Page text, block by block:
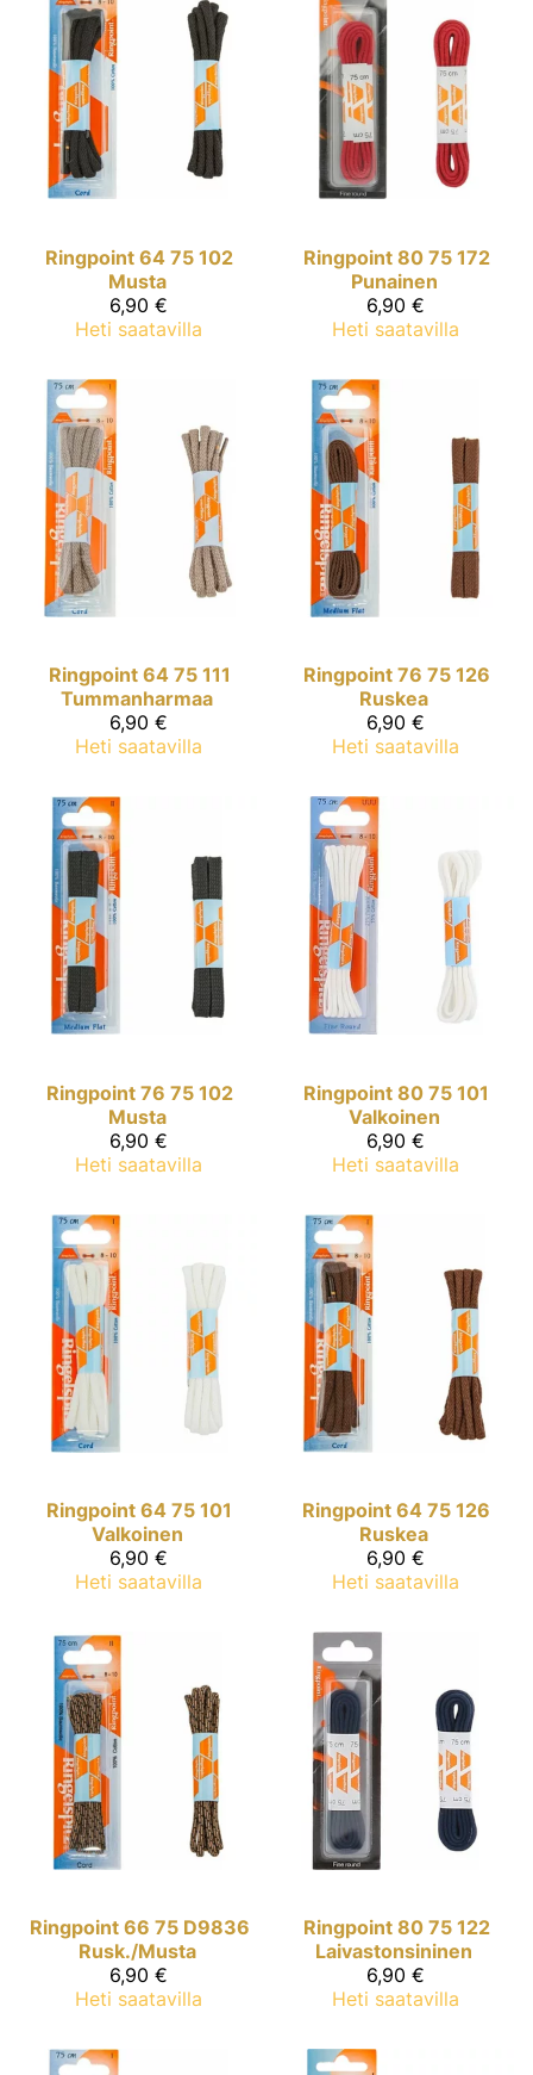
Ringpoint 64 75 102
Musta
6,90 €
Heti saatavilla
Ringpoint 80 75 172
Punainen
6,90 €
Heti saatavilla
Ringpoint 64 75 111
Tummanharmaa
6,90 €
Heti saatavilla
Ringpoint 76 75 126
Ruskea
6,90 €
Heti saatavilla
Ringpoint 76 75 102
Musta
6,90 €
Heti saatavilla
Ringpoint 80 75 101
Valkoinen
6,90 €
Heti saatavilla
Ringpoint 64 75 101
Valkoinen
6,90 €
Heti saatavilla
Ringpoint 64 75 126
Ruskea
6,90 €
Heti saatavilla
Ringpoint 66 75 D9836
Rusk./Musta
6,90 €
Heti saatavilla
Ringpoint 80 75 122
Laivastonsininen
6,90 €
Heti saatavilla